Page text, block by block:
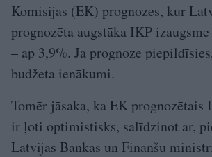
Komisijas (EK) prognozes, kur
prognozēta augstāka IKP
– ap 3,9%. Ja prognoze
budžeta ienākumi.
Tomēr jāsaka, ka EK prognozētais
ir ļoti optimistisks, salīdzinot ar,
Latvijas Bankas un Finanšu